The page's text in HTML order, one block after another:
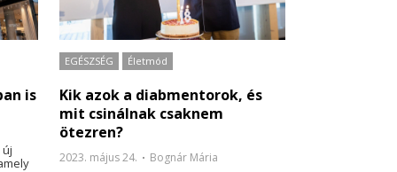
is
EGÉSZSÉG Életmód
Kik azok a diabmentorok, és
mit csinálnak csaknem
ötezren?
2023. május 24. Bognár Mária